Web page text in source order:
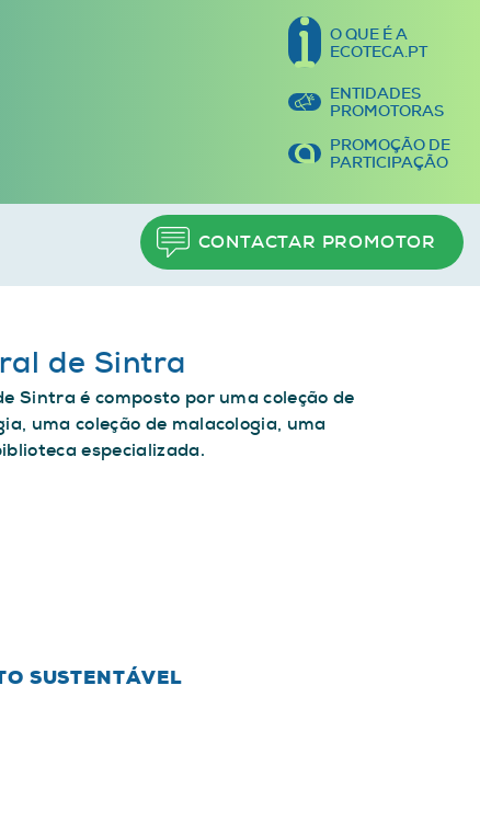
O QUE É A
ECOTECA.PT
ENTIDADES
PROMOTORAS
PROMOÇÃO DE
PARTICIPAÇÃO
CONTACTAR PROMOTOR
de Sintra
Sintra é composto por uma coleção de
uma coleção de malacologia, uma
especializada.
SUSTENTÁVEL